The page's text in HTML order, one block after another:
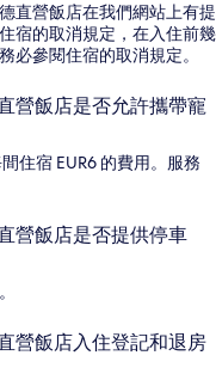
直營飯店在我們網站上有提
宿的取消規定，在入住前幾
必參閱住宿的取消規定。
營飯店是否允許攜帶寵
住宿 EUR6 的費用。服務
營飯店是否提供停車
營飯店入住登記和退房